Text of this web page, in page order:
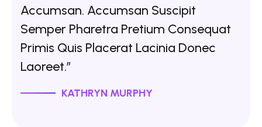
Accumsan. Accumsan Suscipit
Semper Pharetra Pretium Consequat
Primis Quis Placerat Lacinia Donec
Laoreet.”
KATHRYN MURPHY